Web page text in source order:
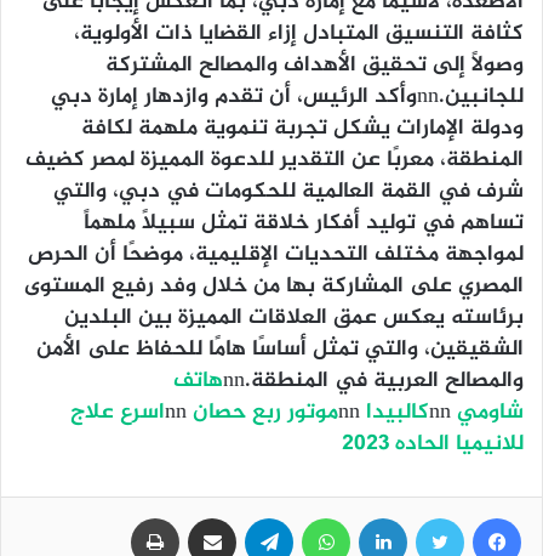
كثافة التنسيق المتبادل إزاء القضايا ذات الأولوية،
وصولاً إلى تحقيق الأهداف والمصالح المشتركة
للجانبين.nnوأكد الرئيس، أن تقدم وازدهار إمارة دبي
ودولة الإمارات يشكل تجربة تنموية ملهمة لكافة
المنطقة، معربًا عن التقدير للدعوة المميزة لمصر كضيف
شرف في القمة العالمية للحكومات في دبي، والتي
تساهم في توليد أفكار خلاقة تمثل سبيلاً ملهماً
لمواجهة مختلف التحديات الإقليمية، موضحًا أن الحرص
المصري على المشاركة بها من خلال وفد رفيع المستوى
برئاسته يعكس عمق العلاقات المميزة بين البلدين
الشقيقين، والتي تمثل أساسًا هامًا للحفاظ على الأمن
والمصالح العربية في المنطقة.nn
هاتف
شاوميnnكالبيدا nnموتور ربع حصانnnاسرع علاج
للانيميا الحاده 2023